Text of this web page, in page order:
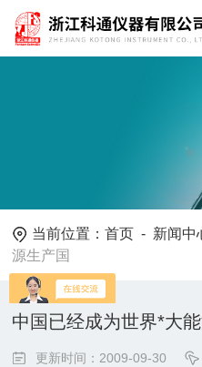
当前位置：首页 - 新闻中
源生产国
中国已经成为世界*大
更新时间：2009-09-30